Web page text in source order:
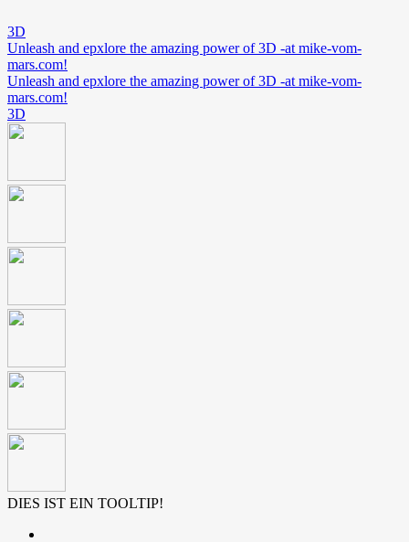
3D
Unleash and epxlore the amazing power of 3D -at mike-vom-
mars.com!
Unleash and epxlore the amazing power of 3D -at mike-vom-
mars.com!
3D
DIES IST EIN TOOLTIP!